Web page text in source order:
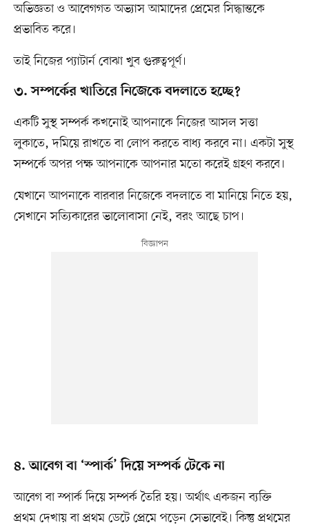
অভিজ্ঞতা ও আবেগগত অভ্যাস আমাদের প্রেমের সিদ্ধান্তকে
প্রভাবিত করে।
তাই নিজের প্যাটার্ন বোঝা খুব গুরুত্বপূর্ণ।
৩. সম্পর্কের খাতিরে নিজেকে বদলাতে হচ্ছে?
একটি সুস্থ সম্পর্ক কখনোই আপনাকে নিজের আসল সত্তা
লুকাতে, দমিয়ে রাখতে বা লোপ করতে বাধ্য করবে না। একটা সুস্থ
সম্পর্কে অপর পক্ষ আপনাকে আপনার মতো করেই গ্রহণ করবে।
যেখানে আপনাকে বারবার নিজেকে বদলাতে বা মানিয়ে নিতে হয়,
সেখানে সত্যিকারের ভালোবাসা নেই, বরং আছে চাপ।
৪. আবেগ বা ‘স্পার্ক’ দিয়ে সম্পর্ক টেকে না
আবেগ বা স্পার্ক দিয়ে সম্পর্ক তৈরি হয়। অর্থাৎ একজন ব্যক্তি
প্রথম দেখায় বা প্রথম ডেটে প্রেমে পড়েন সেভাবেই। কিন্তু প্রথমের